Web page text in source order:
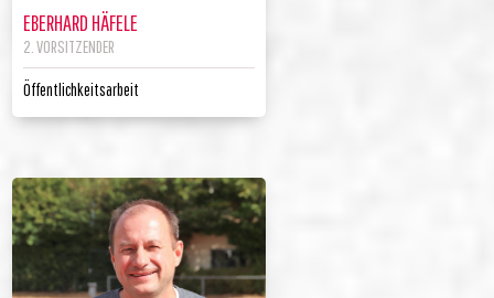
EBERHARD HÄFELE
2. VORSITZENDER
Öffentlichkeitsarbeit